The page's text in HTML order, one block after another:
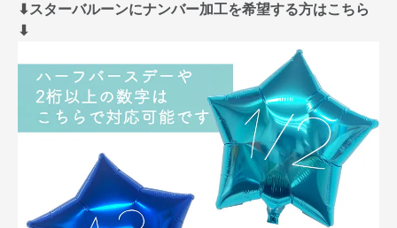
⬇︎スターバルーンにナンバー加工を希望する方はこちら
⬇︎